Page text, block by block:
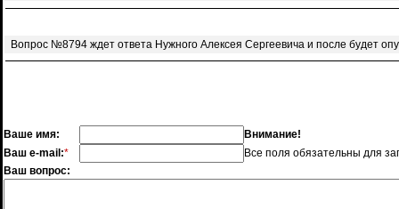
Вопрос №8794 ждет ответа Нужного Алексея Сергеевича и после будет
Ваше имя:
Внимание!
Ваш e-mail:*
Все поля обязательны для
Ваш вопрос: